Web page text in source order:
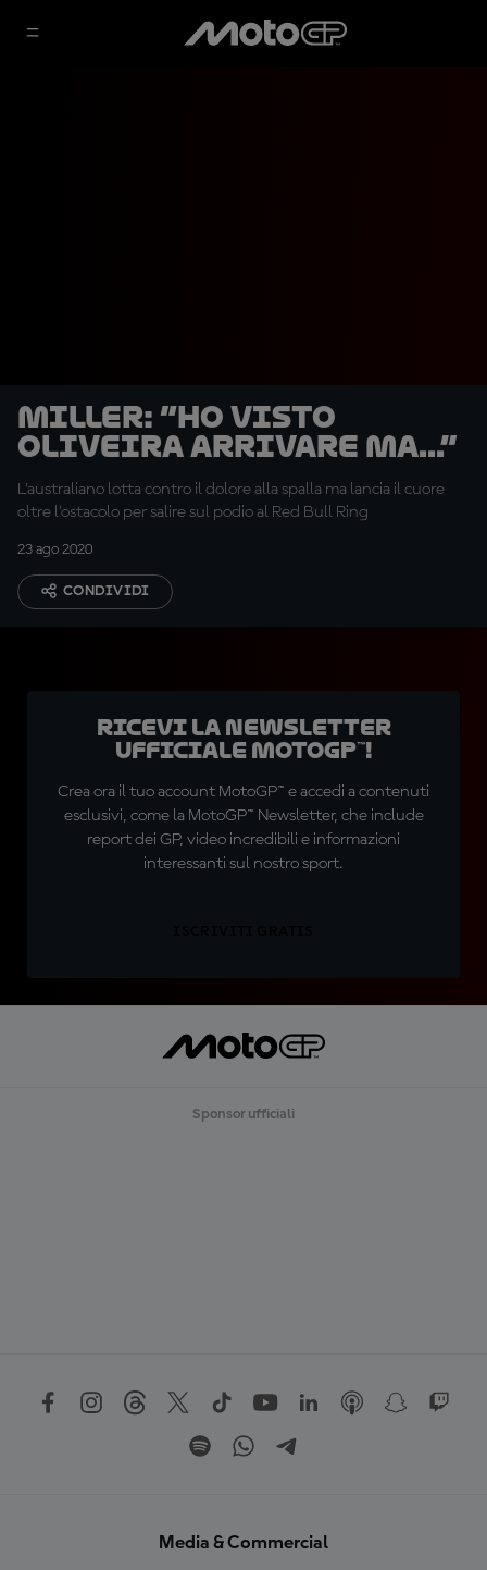
Miller: “Ho visto
Oliveira arrivare ma...”
L’australiano lotta contro il dolore alla spalla ma lancia il cuore
oltre l’ostacolo per salire sul podio al Red Bull Ring
23 ago 2020
CONDIVIDI
Ricevi la newsletter
ufficiale MotoGP™!
Crea ora il tuo account MotoGP™ e accedi a contenuti
esclusivi, come la MotoGP™ Newsletter, che include
report dei GP, video incredibili e informazioni
interessanti sul nostro sport.
Sponsor ufficiali
Media & Commercial